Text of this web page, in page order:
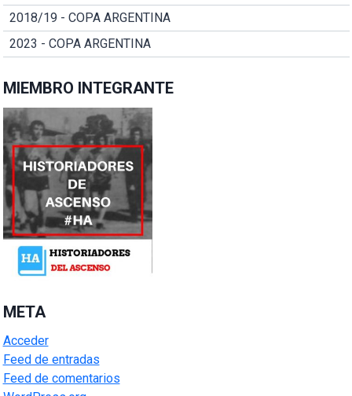
2018/19 - COPA ARGENTINA
2023 - COPA ARGENTINA
MIEMBRO INTEGRANTE
META
Acceder
Feed de entradas
Feed de comentarios